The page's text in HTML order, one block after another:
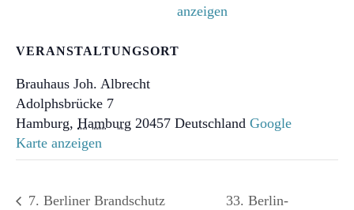
VERANSTALTUNGSORT
Brauhaus Joh. Albrecht
Adolphsbrücke 7
Hamburg, Hamburg 20457 Deutschland Google
Karte anzeigen
anzeigen
7. Berliner Brandschutz
33. Berlin-